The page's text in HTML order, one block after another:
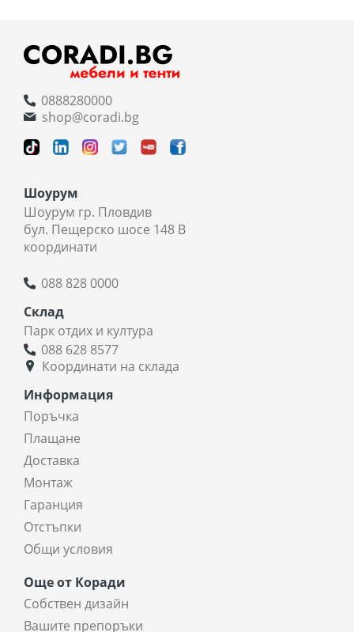
0888280000
shop@coradi.bg
Шоурум
Шоурум гр. Пловдив
бул. Пещерско шосе 148 В
координати
088 828 0000
Склад
Парк отдих и култура
088 628 8577
Координати на склада
Информация
Поръчка
Плащане
Доставка
Монтаж
Гаранция
Отстъпки
Общи условия
Още от Коради
Собствен дизайн
Вашите препоръки